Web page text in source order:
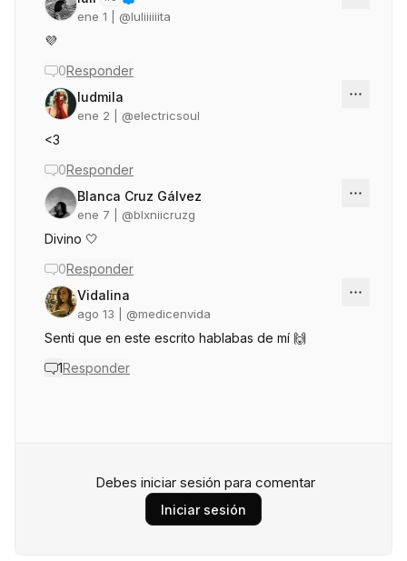
ene 1 | @luliiiiiita
💜
0Responder
ludmila
ene 2 | @electricsoul
<3
0Responder
Blanca Cruz Gálvez
ene 7 | @blxniicruzg
Divino 🤍
0Responder
Vidalina
ago 13 | @medicenvida
Senti que en este escrito hablabas de mí 🙌
1 Responder
Debes iniciar sesión para comentar
Iniciar sesión